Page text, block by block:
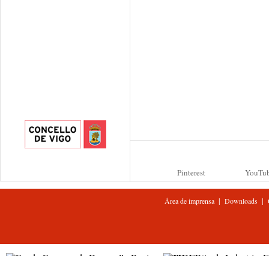
Pinterest
Área de imprensa| Downloads|